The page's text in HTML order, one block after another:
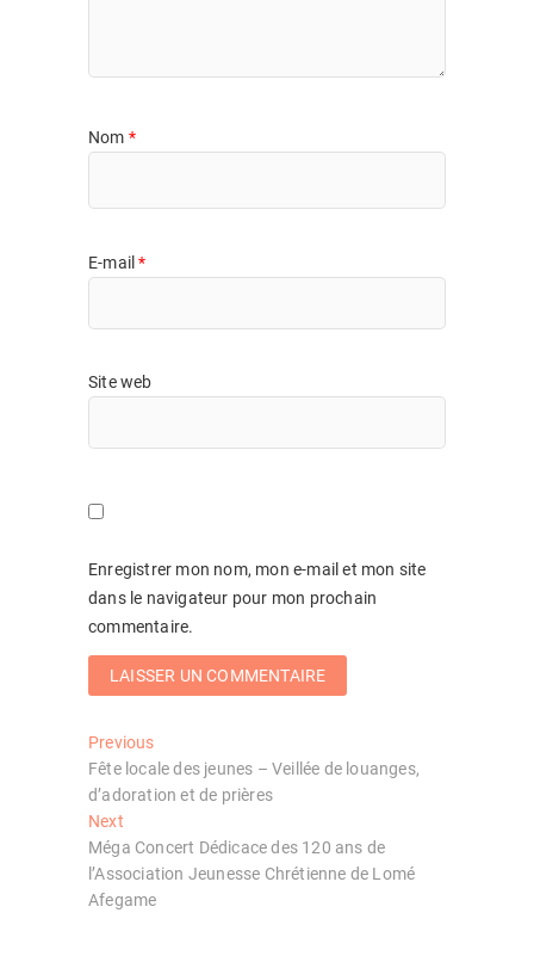
Nom *
E-mail*
Site web
Enregistrer mon nom, mon e-mail et mon site
dans le navigateur pour mon prochain
commentaire.
Navigation
de
l’article
PreviousPrevious
post:
Fête locale des jeunes – Veillée de louanges,
d’adoration et de prières
NextNext
post:
Méga Concert Dédicace des 120 ans de
l’Association Jeunesse Chrétienne de Lomé
Afegame